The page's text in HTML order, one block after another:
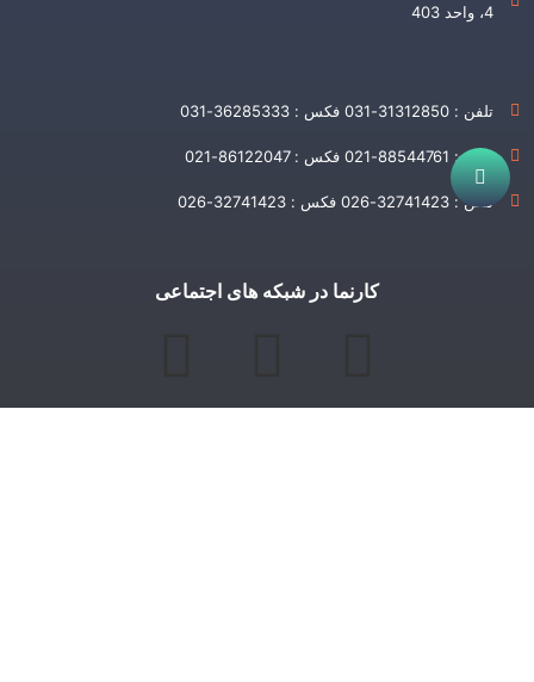
4، واحد 403
تلفن : 31312850-031 فکس : 36285333-031
تلفن : 88544761-021 فکس : 86122047-021
تلفن : 32741423-026 فکس : 32741423-026
کارنما در شبکه های اجتماعی